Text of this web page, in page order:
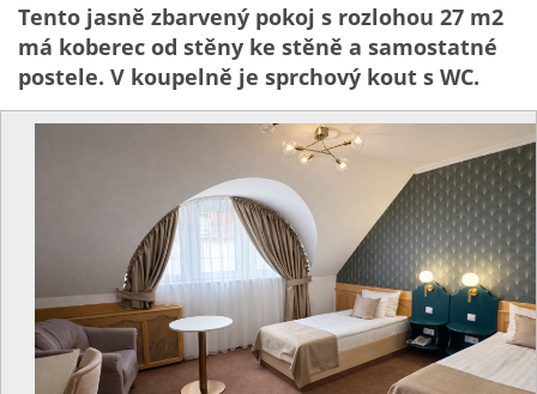
Tento jasně zbarvený pokoj s rozlohou 27 m2
má koberec od stěny ke stěně a samostatné
postele. V koupelně je sprchový kout s WC.